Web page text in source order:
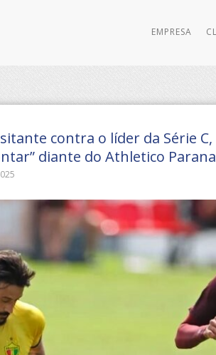
EMPRESA
contra o líder da Série
diante do Athletico